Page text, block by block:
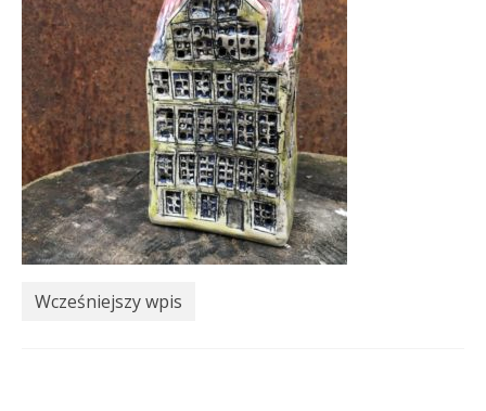
Wcześniejszy wpis